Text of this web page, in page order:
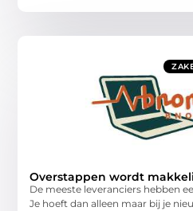
Overstappen wordt
De meeste leveranciers hebben
Je hoeft dan alleen maar bij je